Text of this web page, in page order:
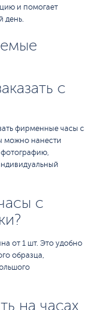
и помогает
день.
с
фирменные часы с
можно нанести
с
от 1 шт. Это удобно
образца,
на часах